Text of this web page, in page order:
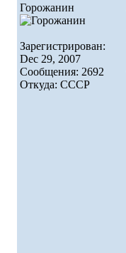
Горожанин
Зарегистрирован:
Dec 29, 2007
Сообщения: 2692
Откуда: СССР